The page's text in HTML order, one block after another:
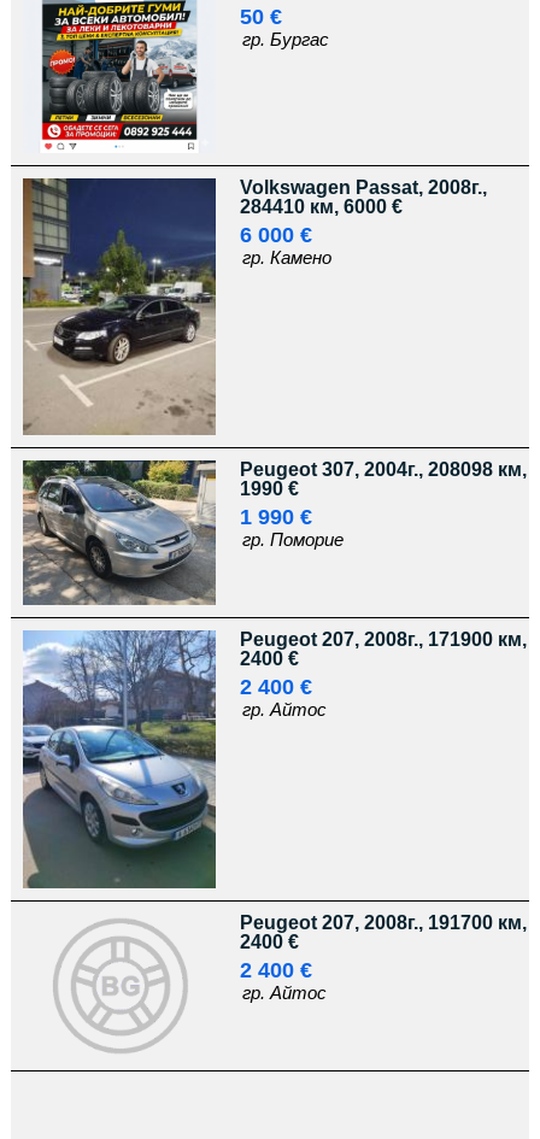
50 €
гр. Бургас
Volkswagen Passat, 2008г.,
284410 км, 6000 €
6 000 €
гр. Камено
Peugeot 307, 2004г., 208098 км,
1990 €
1 990 €
гр. Поморие
Peugeot 207, 2008г., 171900 км,
2400 €
2 400 €
гр. Айтос
Peugeot 207, 2008г., 191700 км,
2400 €
2 400 €
гр. Айтос